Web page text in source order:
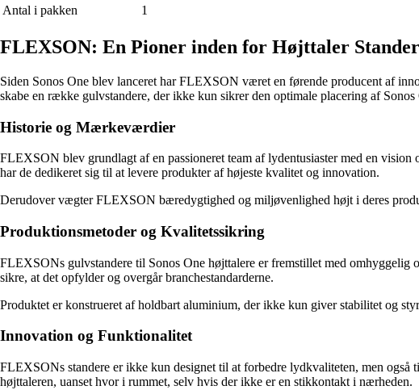
Antal i pakken
1
FLEXSON: En Pioner inden for Højttaler
Siden Sonos One blev lanceret har FLEXSON været en førende producent af
skabe en række gulvstandere, der ikke kun sikrer den optimale placering af
Historie og Mærkeværdier
FLEXSON blev grundlagt af en passioneret team af lydentusiaster med en
har de dedikeret sig til at levere produkter af højeste kvalitet og innovation.
Derudover vægter FLEXSON bæredygtighed og miljøvenlighed højt i deres
Produktionsmetoder og Kvalitetssikring
FLEXSONs gulvstandere til Sonos One højttalere er fremstillet med
sikre, at det opfylder og overgår branchestandarderne.
Produktet er konstrueret af holdbart aluminium, der ikke kun giver stabilitet og
Innovation og Funktionalitet
FLEXSONs standere er ikke kun designet til at forbedre lydkvaliteten, men
højttaleren, uanset hvor i rummet, selv hvis der ikke er en stikkontakt i nærheden.